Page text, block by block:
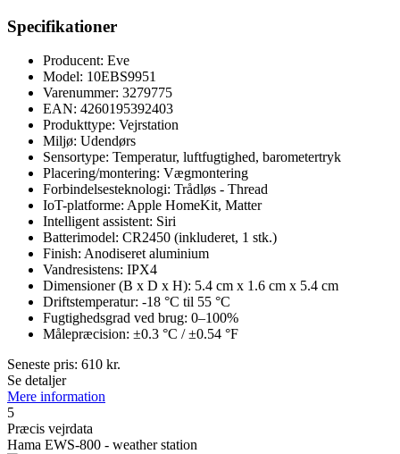
Specifikationer
Producent: Eve
Model: 10EBS9951
Varenummer: 3279775
EAN: 4260195392403
Produkttype: Vejrstation
Miljø: Udendørs
Sensortype: Temperatur, luftfugtighed, barometertryk
Placering/montering: Vægmontering
Forbindelsesteknologi: Trådløs - Thread
IoT-platforme: Apple HomeKit, Matter
Intelligent assistent: Siri
Batterimodel: CR2450 (inkluderet, 1 stk.)
Finish: Anodiseret aluminium
Vandresistens: IPX4
Dimensioner (B x D x H): 5.4 cm x 1.6 cm x 5.4 cm
Driftstemperatur: -18 °C til 55 °C
Fugtighedsgrad ved brug: 0–100%
Målepræcision: ±0.3 °C / ±0.54 °F
Seneste pris: 610 kr.
Se detaljer
Mere information
5
Præcis vejrdata
Hama EWS-800 - weather station